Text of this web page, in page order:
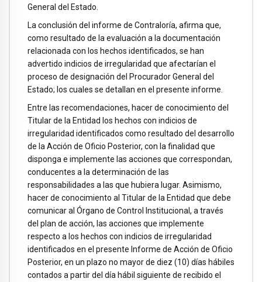
General del Estado.
La conclusión del informe de Contraloría, afirma que,
como resultado de la evaluación a la documentación
relacionada con los hechos identificados, se han
advertido indicios de irregularidad que afectarían el
proceso de designación del Procurador General del
Estado; los cuales se detallan en el presente informe.
Entre las recomendaciones, hacer de conocimiento del
Titular de la Entidad los hechos con indicios de
irregularidad identificados como resultado del desarrollo
de la Acción de Oficio Posterior, con la finalidad que
disponga e implemente las acciones que correspondan,
conducentes a la determinación de las
responsabilidades a las que hubiera lugar. Asimismo,
hacer de conocimiento al Titular de la Entidad que debe
comunicar al Órgano de Control Institucional, a través
del plan de acción, las acciones que implemente
respecto a los hechos con indicios de irregularidad
identificados en el presente Informe de Acción de Oficio
Posterior, en un plazo no mayor de diez (10) días hábiles
contados a partir del día hábil siguiente de recibido el